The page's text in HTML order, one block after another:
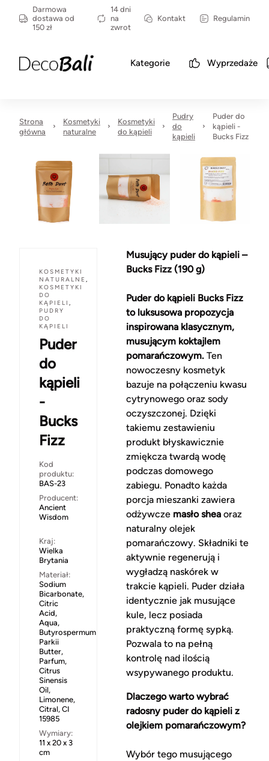
Darmowa
dostawa od
150 zł
14 dni
na
zwrot
Kontakt Regulamin
Kategorie Wyprzedaże
Strona
główna
Kosmetyki
naturalne
Kosmetyki
do kąpieli
Pudry
do
kąpieli
Puder do
kąpieli -
Bucks Fizz
KOSMETYKI
NATURALNE ,
KOSMETYKI
DO
KĄPIELI ,
PUDRY
DO
KĄPIELI
Puder
do
kąpieli
-
Bucks
Fizz
Kod
produktu:
BAS-23
Producent:
Ancient
Wisdom
Kraj:
Wielka
Brytania
Materiał:
Sodium
Bicarbonate,
Citric
Acid,
Aqua,
Butyrospermum
Parkii
Butter,
Parfum,
Citrus
Sinensis
Oil,
Limonene,
Citral, CI
15985
Wymiary:
11 x 20 x 3
cm
Musujący puder do kąpieli –
Bucks Fizz (190 g)
Puder do kąpieli Bucks Fizz
to luksusowa propozycja
inspirowana klasycznym,
musującym koktajlem
pomarańczowym.Ten
nowoczesny kosmetyk
bazuje na połączeniu kwasu
cytrynowego oraz sody
oczyszczonej. Dzięki
takiemu zestawieniu
produkt błyskawicznie
zmiękcza twardą wodę
podczas domowego
zabiegu. Ponadto każda
porcja mieszanki zawiera
odżywcze masło sheaoraz
naturalny olejek
pomarańczowy. Składniki te
aktywnie regenerują i
wygładzą naskórek w
trakcie kąpieli. Puder działa
identycznie jak musujące
kule, lecz posiada
praktyczną formę sypką.
Pozwala to na pełną
kontrolę nad ilością
wsypywanego produktu.
Dlaczego warto wybrać
radosny puder do kąpieli z
olejkiem pomarańczowym?
Wybór tego musującego